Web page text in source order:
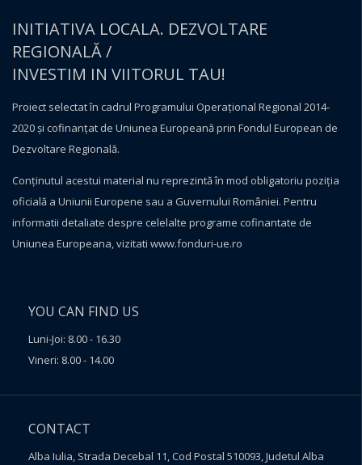
INITIATIVA LOCALA. DEZVOLTARE
REGIONALĂ /
INVESTIM IN VIITORUL TAU!
Proiect selectat în cadrul Programului Operațional Regional 2014-
2020 și cofinanțat de Uniunea Europeană prin Fondul European de
Dezvoltare Regională.
Conţinutul acestui material nu reprezintă în mod obligatoriu poziţia
oficială a Uniunii Europene sau a Guvernului României. Pentru
informatii detaliate despre celelalte programe cofinantate de
Uniunea Europeana, vizitati www.fonduri-ue.ro
YOU CAN FIND US
Luni-Joi: 8.00 - 16.30
Vineri: 8.00 - 14.00
CONTACT
Alba Iulia, Strada Decebal 11, Cod Postal 510093, Judetul Alba